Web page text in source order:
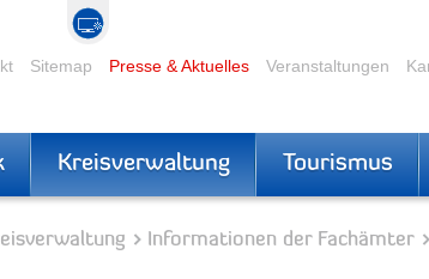
Sitemap Presse & Aktuelles Veranstaltungen
Kreisverwaltung Tourismus
Informationen der Fachämter